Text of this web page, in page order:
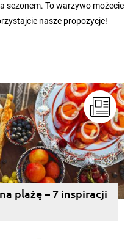
sezonem. To warzywo możecie
nasze propozycje!
plażę – 7 inspiracji